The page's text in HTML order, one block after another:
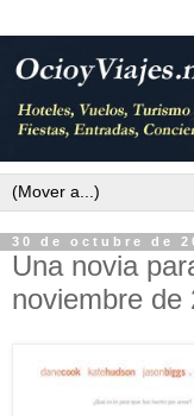
30 de octubre de
Una novia
noviembre de